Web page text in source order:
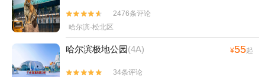


2476条评论
哈尔滨·松北区
哈尔滨极地公园(4A) ¥55起


34条评论